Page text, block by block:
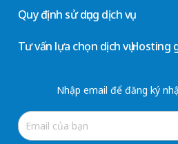
Quy định sử dụng dịch vụ
Tư vấn lựa chọn dịch vụ Hosting
Nhập email để đăng ký